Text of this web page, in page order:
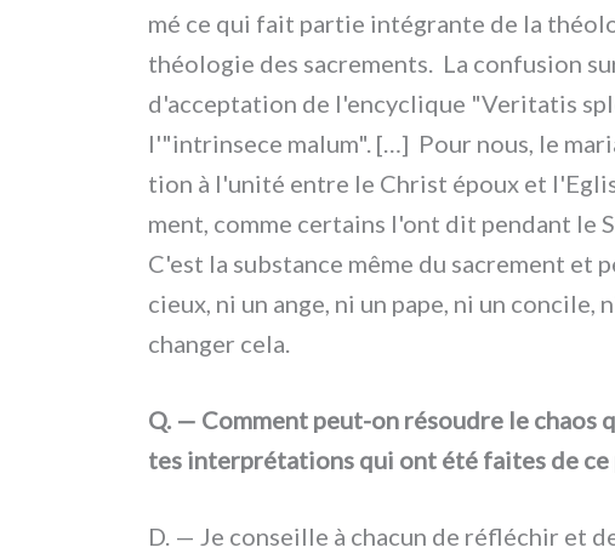
mé ce qui fait par­tie inté­gran­te de la
théo­lo­gie des sacre­men­ts. La con­fu­sion
d'acceptation de l'encyclique "Veritatis
l'"intrinsece malum". […] Pour nous, le
tion à l'unité entre le Christ époux et
ment, com­me cer­tains l'ont dit pen­dant le
C'est la sub­stan­ce même du sacre­ment et
cieux, ni un ange, ni un pape, ni un
chan­ger cela.
Q. — Comment peut-on résou­dre le
tes inter­pré­ta­tions qui ont été fai­tes de ce
D. — Je con­seil­le à cha­cun de réflé­chir et